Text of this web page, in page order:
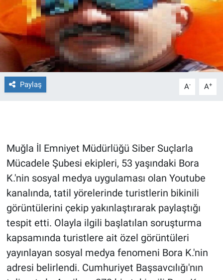
Paylaş A- A+
Muğla İl Emniyet Müdürlüğü Siber Suçlarla
Mücadele Şubesi ekipleri, 53 yaşındaki Bora
K.'nin sosyal medya uygulaması olan Youtube
kanalında, tatil yörelerinde turistlerin bikinili
görüntülerini çekip yakınlaştırarak paylaştığı
tespit etti. Olayla ilgili başlatılan soruşturma
kapsamında turistlere ait özel görüntüleri
yayınlayan sosyal medya fenomeni Bora K.'nin
adresi belirlendi. Cumhuriyet Başsavcılığı'nın
Ekonomi
Forum
Gerçeğin İzinde
Gün Başlıyor
Gün Ortası
Gündem Özel
Günün görüntüsü
Haber
İlan
Kimdir